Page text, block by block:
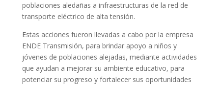
poblaciones aledañas a infraestructuras de la red de
transporte eléctrico de alta tensión.
Estas acciones fueron llevadas a cabo por la empresa
ENDE Transmisión, para brindar apoyo a niños y
jóvenes de poblaciones alejadas, mediante actividades
que ayudan a mejorar su ambiente educativo, para
potenciar su progreso y fortalecer sus oportunidades